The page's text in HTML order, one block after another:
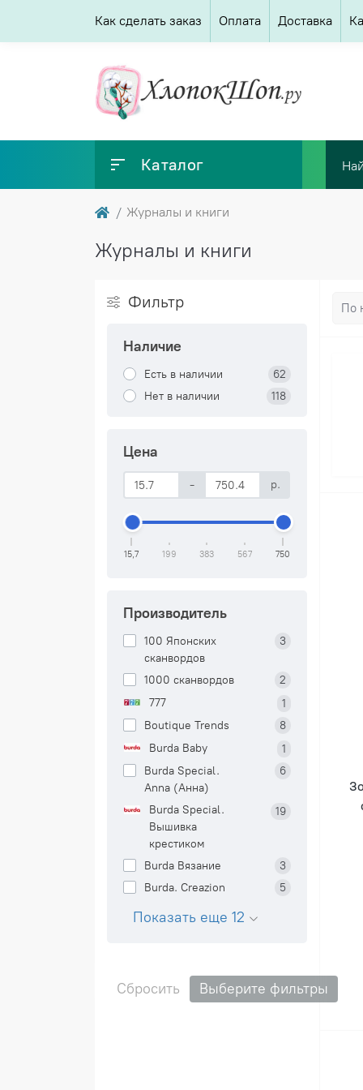
Как сделать заказ Оплата Доставка
Каталог
Журналы и книги
Журналы и книги
Фильтр
Наличие
Есть в наличии
62
Нет в наличии
118
Цена
- р.
15,7 199 383 567 750
Производитель
100 Японских
сканвордов
3
1000 сканвордов
2
777
1
Boutique Trends
8
Burda Baby
1
Burda Special.
Anna (Анна)
6
Burda Special.
Вышивка
крестиком
19
Burda Вязание
3
Burda. Creazion
5
Показать еще 12
Сбросить Выберите фильтры